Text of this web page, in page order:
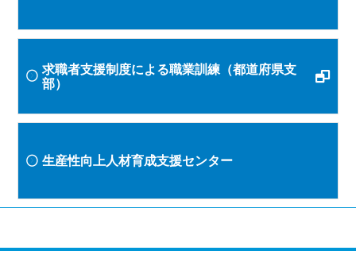
求職者支援制度による職業訓練（都道府県支
部）
生産性向上人材育成支援センター